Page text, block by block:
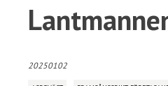
20250102